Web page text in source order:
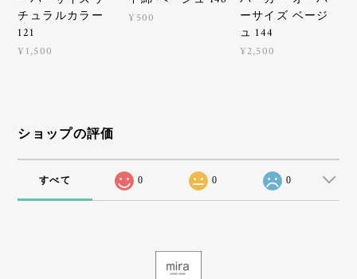
チュラルカラー
121
¥1,500
¥500
ーサイズ ベージ
ュ 144
¥2,500
ショップの評価
すべて 0 0 0